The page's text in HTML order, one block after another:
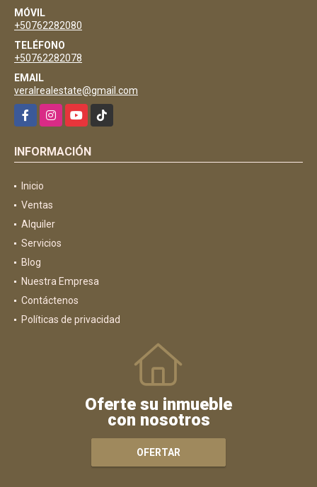
MÓVIL
+50762282080
TELÉFONO
+50762282078
EMAIL
veralrealestate@gmail.com
FacebookInstagramYouTubeTikTok
INFORMACIÓN
Inicio
Ventas
Alquiler
Servicios
Blog
Nuestra Empresa
Contáctenos
Políticas de privacidad
Oferte su inmueble
con nosotros
OFERTAR